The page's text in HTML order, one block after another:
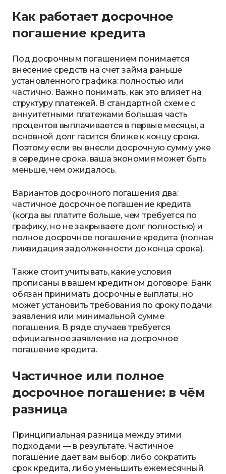
Как работает досрочное
погашение кредита
Под досрочным погашением понимается
внесение средств на счет займа раньше
установленного графика: полностью или
частично. Важно понимать, как это влияет на
структуру платежей. В стандартной схеме с
аннуитетными платежами большая часть
процентов выплачивается в первые месяцы, а
основной долг гасится ближе к концу срока.
Поэтому если вы внесли досрочную сумму уже
в середине срока, ваша экономия может быть
меньше, чем ожидалось.
Вариантов досрочного погашения два:
частичное досрочное погашение кредита
(когда вы платите больше, чем требуется по
графику, но не закрываете долг полностью) и
полное досрочное погашение кредита (полная
ликвидация задолженности до конца срока).
Также стоит учитывать, какие условия
прописаны в вашем кредитном договоре. Банк
обязан принимать досрочные выплаты, но
может установить требования по сроку подачи
заявления или минимальной сумме
погашения. В ряде случаев требуется
официальное заявление на досрочное
погашение кредита.
Частичное или полное
досрочное погашение: в чём
разница
Принципиальная разница между этими
подходами — в результате. Частичное
погашение даёт вам выбор: либо сократить
срок кредита, либо уменьшить ежемесячный